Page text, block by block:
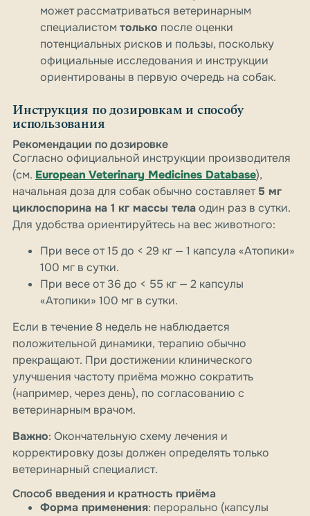
может рассматриваться ветеринарным
специалистом только после оценки
потенциальных рисков и пользы, поскольку
официальные исследования и инструкции
ориентированы в первую очередь на собак.
Инструкция по дозировкам и способу
использования
Рекомендации по дозировке
Согласно официальной инструкции производителя
(см. European Veterinary Medicines Database),
начальная доза для собак обычно составляет5 мг
циклоспорина на 1 кг массы телаодин раз в сутки.
Для удобства ориентируйтесь на вес животного:
При весе от 15 до < 29 кг — 1 капсула «Атопики»
100 мг в сутки.
При весе от 36 до < 55 кг — 2 капсулы
«Атопики» 100 мг в сутки.
Если в течение 8 недель не наблюдается
положительной динамики, терапию обычно
прекращают. При достижении клинического
улучшения частоту приёма можно сократить
(например, через день), по согласованию с
ветеринарным врачом.
Важно: Окончательную схему лечения и
корректировку дозы должен определять только
ветеринарный специалист.
Способ введения и кратность приёма
Форма применения: перорально (капсулы